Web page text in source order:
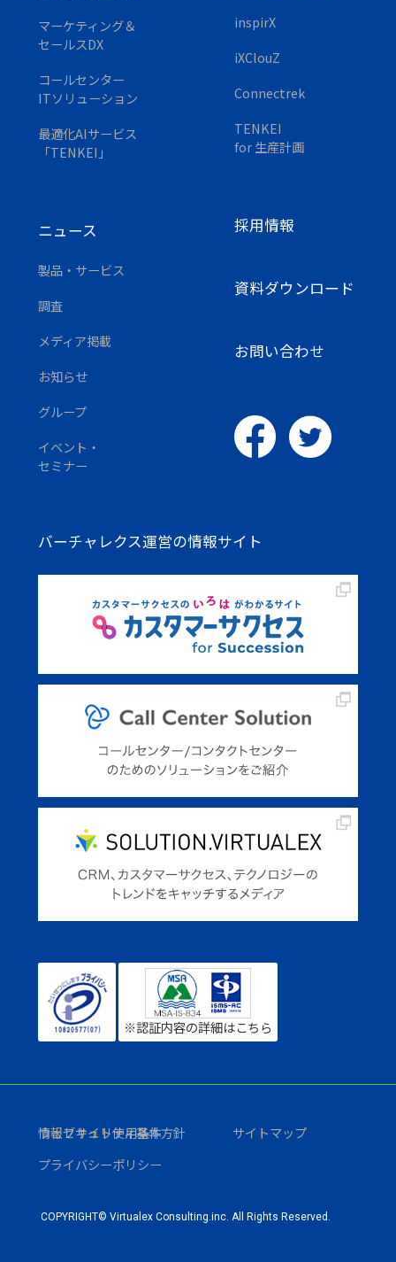
マーケティング＆
セールスDX
コールセンター
ITソリューション
最適化AIサービス
「TENKEI」
ニュース
製品・サービス
調査
メディア掲載
お知らせ
グループ
イベント・
セミナー
inspirX
iXClouZ
Connectrek
TENKEI
for 生産計画
採用情報
資料ダウンロード
お問い合わせ
バーチャレクス運営の情報サイト
※認証内容の詳細はこちら
ウェブサイト使用条件
プライバシーポリシー
情報セキュリティ基本方針 サイトマップ
COPYRIGHT© Virtualex Consulting.inc. All Rights Reserved.